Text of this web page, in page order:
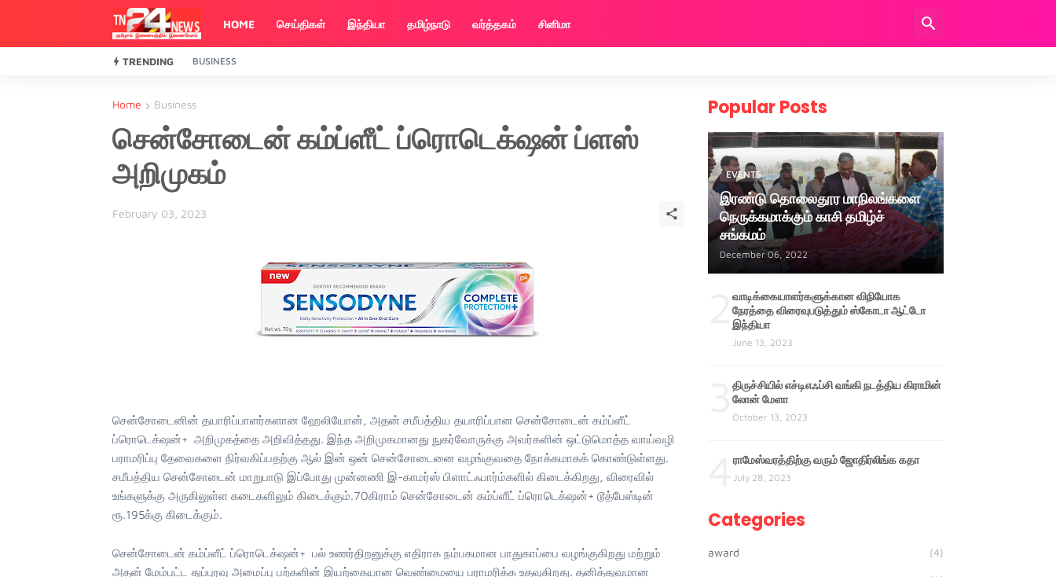
HOME செய்திகள் இந்தியா தமிழ்நாடு வர்த்தகம் சினிமா
TRENDING BUSINESS
Home Business
சென்சோடைன் கம்ப்ளீட் ப்ரொடெக்‌ஷன் ப்ளஸ்
அறிமுகம்
February 03, 2023
சென்சோடைனின் தயாரிப்பாளர்களான ஹேலியோன், அதன் சமீபத்திய தயாரிப்பான சென்சோடைன் கம்ப்ளீட்
ப்ரொடெக்‌ஷன்+ அறிமுகத்தை அறிவித்தது. இந்த அறிமுகமானது நுகர்வோருக்கு அவர்களின் ஒட்டுமொத்த வாய்வழி
பராமரிப்பு தேவைகளை நிர்வகிப்பதற்கு ஆல் இன் ஒன் சென்சோடைனை வழங்குவதை நோக்கமாகக் கொண்டுள்ளது.
சமீபத்திய சென்சோடைன் மாறுபாடு இப்போது முன்னணி இ-காமர்ஸ் பிளாட்ஃபார்ம்களில் கிடைக்கிறது, விரைவில்
உங்களுக்கு அருகிலுள்ள கடைகளிலும் கிடைக்கும்.70கிராம் சென்சோடைன் கம்ப்ளீட் ப்ரொடெக்‌ஷன்+ டூத்பேஸ்டின்
ரூ.195க்கு கிடைக்கும்.
சென்சோடைன் கம்ப்ளீட் ப்ரொடெக்‌ஷன்+ பல் உணர்திறனுக்கு எதிராக நம்பகமான பாதுகாப்பை வழங்குகிறது மற்றும்
அதன் மேம்பட்ட துப்புரவு அமைப்பு பற்களின் இயற்கையான வெண்மையை பராமரிக்க உதவுகிறது. தனித்துவமான
Popular Posts
EVENTS
இரண்டு தொலைதூர மாநிலங்களை
நெருக்கமாக்கும் காசி தமிழ்ச்
சங்கமம்
December 06, 2022
வாடிக்கையாளர்களுக்கான விநியோக
நேரத்தை விரைவுபடுத்தும் ஸ்கோடா ஆட்டோ
இந்தியா
June 13, 2023
திருச்சியில் எச்டிஎஃப்சி வங்கி நடத்திய கிராமின்
லோன் மேளா
October 13, 2023
ராமேஸ்வரத்திற்கு வரும் ஜோதிர்லிங்க கதா
July 28, 2023
Categories
award (4)